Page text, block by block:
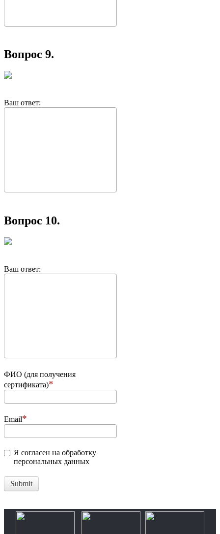
Вопрос 9.
Ваш ответ:
Вопрос 10.
Ваш ответ:
ФИО (для получения
сертификата)
Email
Я согласен на обработку
персональных данных
Submit